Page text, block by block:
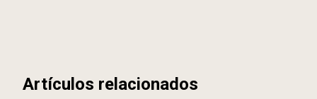
Artículos relacionados